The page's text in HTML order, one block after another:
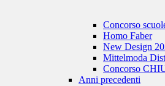
Concorso
Homo Faber
New Design
Mittelmoda
Concorso
Anni precedenti